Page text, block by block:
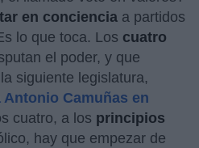
en conciencia a partidos
lo que toca. Los cuatro
el poder, y que
siguiente legislatura,
Camuñas en
cuatro, a los principios
hay que empezar de